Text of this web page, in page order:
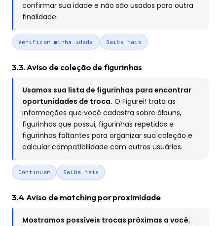
confirmar sua idade e não são usados para outra
finalidade.
Verificar minha idade Saiba mais
3.3. Aviso de coleção de figurinhas
Usamos sua lista de figurinhas para encontrar
oportunidades de troca. O Figurei! trata as
informações que você cadastra sobre álbuns,
figurinhas que possui, figurinhas repetidas e
figurinhas faltantes para organizar sua coleção e
calcular compatibilidade com outros usuários.
Continuar Saiba mais
3.4. Aviso de matching por proximidade
Mostramos possíveis trocas próximas a você.